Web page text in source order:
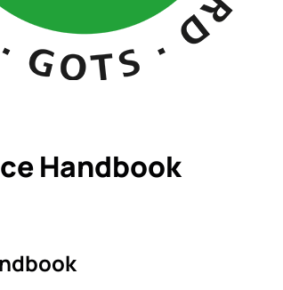
Handbook